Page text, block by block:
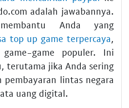
adalah jawabannya.
Anda yang
top up game terpercaya,
game populer. Ini
terutama jika Anda sering
pembayaran lintas negara
uang digital.